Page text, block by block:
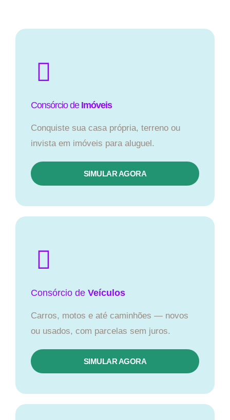
Consórcio de Imóveis
Conquiste sua casa própria, terreno ou
invista em imóveis para aluguel.
SIMULAR AGORA​
Consórcio de Veículos
Carros, motos e até caminhões — novos
ou usados, com parcelas sem juros.
SIMULAR AGORA